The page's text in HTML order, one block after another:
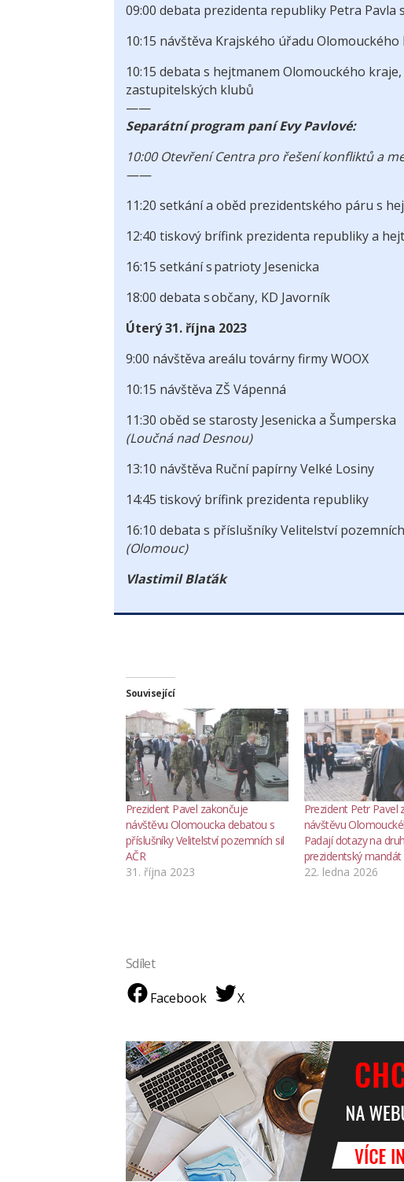
09:00 debata prezidenta republiky Petra Pavla
10:15 návštěva Krajského úřadu Olomouckého
10:15 debata s hejtmanem Olomouckého
zastupitelských klubů
——
Separátní program paní Evy Pavlové:
10:00 Otevření Centra pro řešení konfliktů a
——
11:20 setkání a oběd prezidentského páru s
12:40 tiskový brífink prezidenta republiky a
16:15 setkání s patrioty Jesenicka
18:00 debata s občany, KD Javorník
Úterý 31. října 2023
9:00 návštěva areálu továrny firmy WOOX
10:15 návštěva ZŠ Vápenná
11:30 oběd se starosty Jesenicka a Šumperska
(Loučná nad Desnou)
13:10 návštěva Ruční papírny Velké Losiny
14:45 tiskový brífink prezidenta republiky
16:10 debata s příslušníky Velitelství
(Olomouc)
Vlastimil Blaťák
Související
Prezident Pavel zakončuje
návštěvu Olomoucka debatou s
příslušníky Velitelství pozemních sil
AČR
31. října 2023
Prezident Petr Pavel
návštěvu
Padají dotazy na
prezidentský mandát
22. ledna 2026
Sdílet
Facebook
X